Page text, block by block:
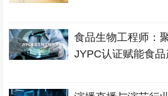
食品生物工程师：
JYPC认证赋能食